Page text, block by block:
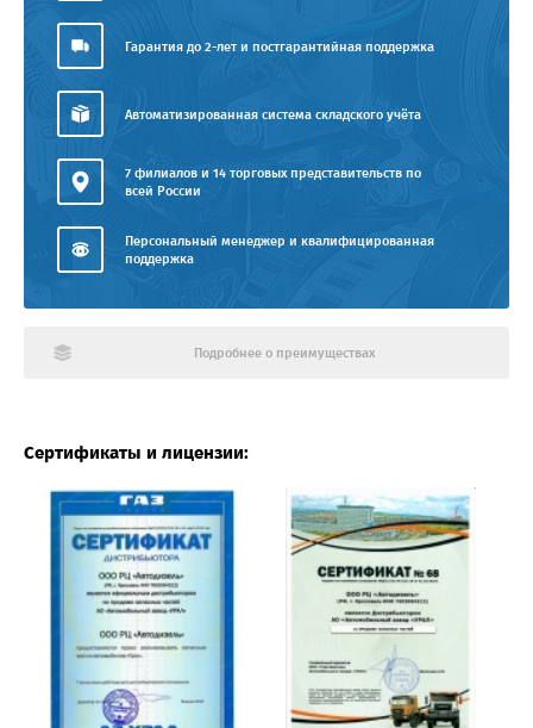
Гарантия до 2-лет и постгарантийная поддержка
Автоматизированная система складского учёта
7 филиалов и 14 торговых представительств по
всей России
Персональный менеджер и квалифицированная
поддержка
Подробнее о преимуществах
Сертификаты и лицензии: